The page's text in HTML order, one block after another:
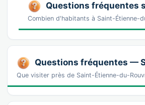
Questions fréquentes
Combien d'habitants à Saint-Étienne-
Questions fréquentes —
Que visiter près de Saint-Étienne-du-